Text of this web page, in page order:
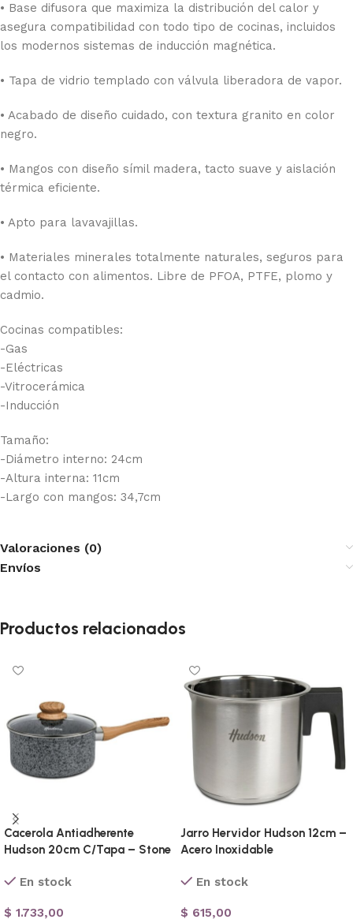
• Base difusora que maximiza la distribución del calor y
asegura compatibilidad con todo tipo de cocinas, incluidos
los modernos sistemas de inducción magnética.
• Tapa de vidrio templado con válvula liberadora de vapor.
• Acabado de diseño cuidado, con textura granito en color
negro.
• Mangos con diseño símil madera, tacto suave y aislación
térmica eficiente.
• Apto para lavavajillas.
• Materiales minerales totalmente naturales, seguros para
el contacto con alimentos. Libre de PFOA, PTFE, plomo y
cadmio.
Cocinas compatibles:
-Gas
-Eléctricas
-Vitrocerámica
-Inducción
Tamaño:
-Diámetro interno: 24cm
-Altura interna: 11cm
-Largo con mangos: 34,7cm
Valoraciones (0)
Envíos
Productos relacionados
Cacerola Antiadherente
Hudson 20cm C/Tapa – Stone
En stock
$ 1.733,00
Jarro Hervidor Hudson 12cm –
Acero Inoxidable
En stock
$ 615,00